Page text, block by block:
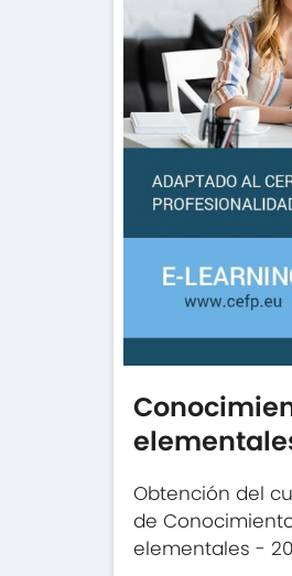
Obtención del
de
elementales -